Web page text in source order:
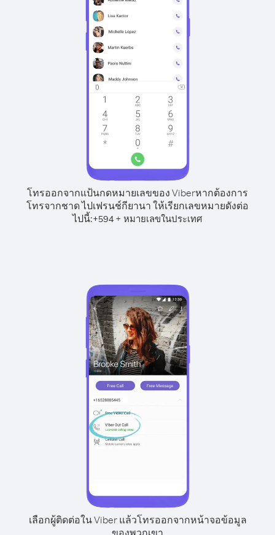
โทรออกจากแป้นกดหมายเลขของ Viberหากต้องการ
โทรจากชาด ไปเฟรนช์กียานา ให้เรียกเลขหมายดังต่อ
ไปนี้:+594 + หมายเลขในประเทศ
เลือกผู้ติดต่อใน Viber แล้วโทรออกจากหน้าจอข้อมูล
ของพวกเขา